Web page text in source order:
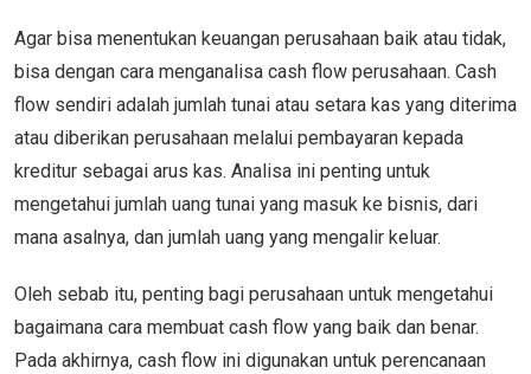
Agar bisa menentukan keuangan perusahaan baik atau tidak,
bisa dengan cara menganalisa cash flow perusahaan. Cash
flow sendiri adalah jumlah tunai atau setara kas yang diterima
atau diberikan perusahaan melalui pembayaran kepada
kreditur sebagai arus kas. Analisa ini penting untuk
mengetahui jumlah uang tunai yang masuk ke bisnis, dari
mana asalnya, dan jumlah uang yang mengalir keluar.
Oleh sebab itu, penting bagi perusahaan untuk mengetahui
bagaimana cara membuat cash flow yang baik dan benar.
Pada akhirnya, cash flow ini digunakan untuk perencanaan